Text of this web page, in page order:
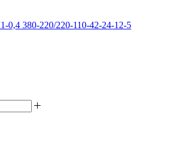
380-220/220-110-42-24-12-5